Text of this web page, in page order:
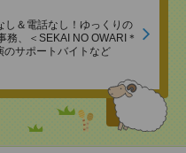
し＆電話なし！ゆっくりの
、＜SEKAI NO OWARI＊
サポートバイトなど